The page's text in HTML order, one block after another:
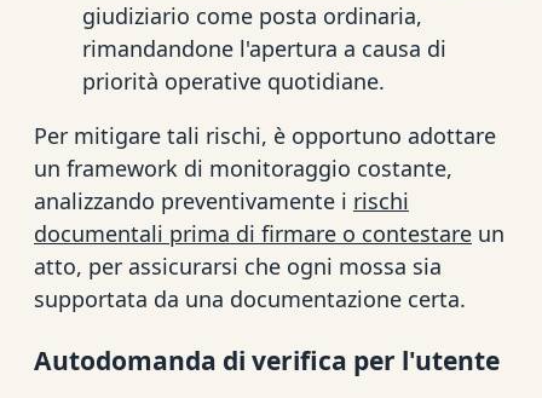
giudiziario come posta ordinaria,
rimandandone l'apertura a causa di
priorità operative quotidiane.
Per mitigare tali rischi, è opportuno adottare
un framework di monitoraggio costante,
analizzando preventivamente i rischi
documentali prima di firmare o contestare un
atto, per assicurarsi che ogni mossa sia
supportata da una documentazione certa.
Autodomanda di verifica per l'utente